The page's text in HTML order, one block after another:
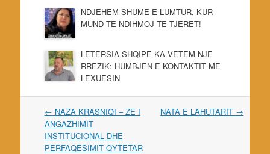
NDJEHEM SHUME E LUMTUR, KUR
MUND TE NDIHMOJ TE TJERET!
LETERSIA SHQIPE KA VETEM NJE
RREZIK: HUMBJEN E KONTAKTIT ME
LEXUESIN
Post
navigation
← NAZA KRASNIQI – ZE I
ANGAZHIMIT
INSTITUCIONAL DHE
PERFAQESIMIT QYTETAR
NATA E LAHUTARIT →